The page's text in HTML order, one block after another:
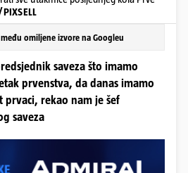
omiljene izvore na Googleu
saveza što imamo
prvenstva, da danas imamo
rekao nam je šef
saveza